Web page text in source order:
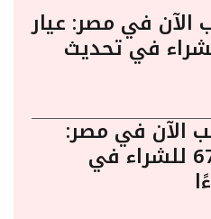
الآن في مصر: عيار
6730 للشراء في تحديث
الآن في مصر:
عيار 24 يسجل 6745 للشراء في